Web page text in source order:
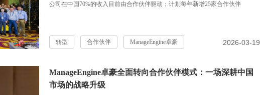
公司在中国70%的收入目前由合作伙伴驱动；计划每年新增25家合作伙伴
转型 合作伙伴 ManageEngine卓豪 2026-03-19
ManageEngine卓豪全面转向合作伙伴模式：一场深耕中国
市场的战略升级